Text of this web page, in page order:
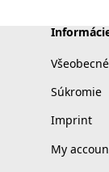
Súkromie
Imprint
My